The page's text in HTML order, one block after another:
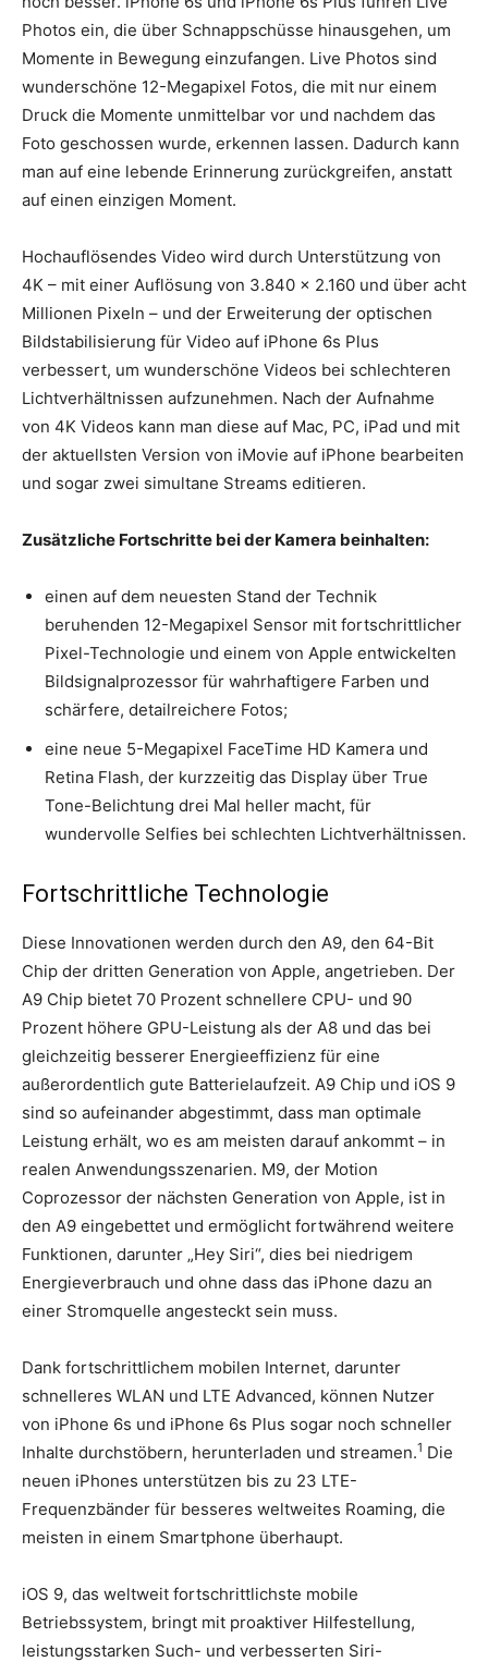
Photos ein, die über Schnappschüsse hinausgehen, um
Momente in Bewegung einzufangen. Live Photos sind
wunderschöne 12-Megapixel Fotos, die mit nur einem
Druck die Momente unmittelbar vor und nachdem das
Foto geschossen wurde, erkennen lassen. Dadurch kann
man auf eine lebende Erinnerung zurückgreifen, anstatt
auf einen einzigen Moment.
Hochauflösendes Video wird durch Unterstützung von
4K – mit einer Auflösung von 3.840 x 2.160 und über acht
Millionen Pixeln – und der Erweiterung der optischen
Bildstabilisierung für Video auf iPhone 6s Plus
verbessert, um wunderschöne Videos bei schlechteren
Lichtverhältnissen aufzunehmen. Nach der Aufnahme
von 4K Videos kann man diese auf Mac, PC, iPad und mit
der aktuellsten Version von iMovie auf iPhone bearbeiten
und sogar zwei simultane Streams editieren.
Zusätzliche Fortschritte bei der Kamera beinhalten:
einen auf dem neuesten Stand der Technik
beruhenden 12-Megapixel Sensor mit fortschrittlicher
Pixel-Technologie und einem von Apple entwickelten
Bildsignalprozessor für wahrhaftigere Farben und
schärfere, detailreichere Fotos;
eine neue 5-Megapixel FaceTime HD Kamera und
Retina Flash, der kurzzeitig das Display über True
Tone-Belichtung drei Mal heller macht, für
wundervolle Selfies bei schlechten Lichtverhältnissen.
Fortschrittliche Technologie
Diese Innovationen werden durch den A9, den 64-Bit
Chip der dritten Generation von Apple, angetrieben. Der
A9 Chip bietet 70 Prozent schnellere CPU- und 90
Prozent höhere GPU-Leistung als der A8 und das bei
gleichzeitig besserer Energieeffizienz für eine
außerordentlich gute Batterielaufzeit. A9 Chip und iOS 9
sind so aufeinander abgestimmt, dass man optimale
Leistung erhält, wo es am meisten darauf ankommt – in
realen Anwendungsszenarien. M9, der Motion
Coprozessor der nächsten Generation von Apple, ist in
den A9 eingebettet und ermöglicht fortwährend weitere
Funktionen, darunter „Hey Siri“, dies bei niedrigem
Energieverbrauch und ohne dass das iPhone dazu an
einer Stromquelle angesteckt sein muss.
Dank fortschrittlichem mobilen Internet, darunter
schnelleres WLAN und LTE Advanced, können Nutzer
von iPhone 6s und iPhone 6s Plus sogar noch schneller
Inhalte durchstöbern, herunterladen und streamen.1 Die
neuen iPhones unterstützen bis zu 23 LTE-
Frequenzbänder für besseres weltweites Roaming, die
meisten in einem Smartphone überhaupt.
iOS 9, das weltweit fortschrittlichste mobile
Betriebssystem, bringt mit proaktiver Hilfestellung,
leistungsstarken Such- und verbesserten Siri-